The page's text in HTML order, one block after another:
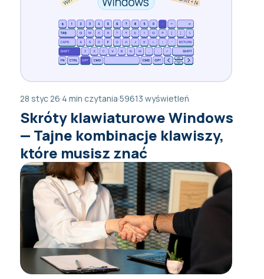
28 styc 26·4 min czytania·59613 wyświetleń
Skróty klawiaturowe Windows
— Tajne kombinacje klawiszy,
które musisz znać